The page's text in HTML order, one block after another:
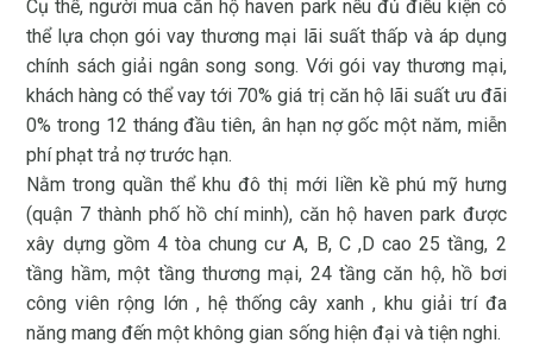
Cụ thể, người muacăn hộ haven park nếu đủ điều kiện có
thể lựa chọn gói vay thương mại lãi suất thấp và áp dụng
chính sách giải ngân song song. Với gói vay thương mại,
khách hàng có thể vay tới 70% giá trị căn hộ lãi suất ưu đãi
0% trong 12 tháng đầu tiên, ân hạn nợ gốc một năm, miễn
phí phạt trả nợ trước hạn.
Nằm trong quần thể khu đô thị mới liền kề phú mỹ hưng
(quận 7 thành phố hồ chí minh), căn hộ haven park được
xây dựng gồm 4 tòa chung cư A, B, C ,D cao 25 tầng, 2
tầng hầm, một tầng thương mại, 24 tầng căn hộ, hồ bơi
công viên rộng lớn , hệ thống cây xanh , khu giải trí đa
năng mang đến một không gian sống hiện đại và tiện nghi.